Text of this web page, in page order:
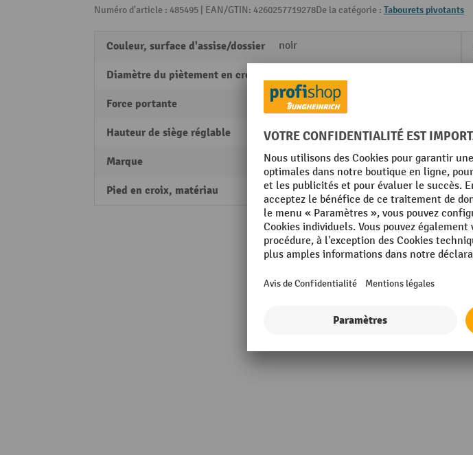
Numéro d'article : 485495 | EAN/GTIN: 4260257719278De la catégorie : Tabourets pivotants
Couleur, surface d'assise/dossier noir
Diamètre du piètement en croix
Force portante 110 kg
Hauteur de siège réglable oui
Marque HEMMDAL
Pied en croix, matériau Plastique